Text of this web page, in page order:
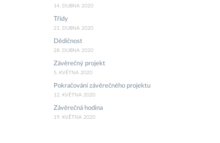
14. DUBNA 2020
Třídy
21. DUBNA 2020
Dědičnost
28. DUBNA 2020
Závěrečný projekt
5. KVĚTNA 2020
Pokračování závěrečného projektu
12. KVĚTNA 2020
Závěrečná hodina
19. KVĚTNA 2020